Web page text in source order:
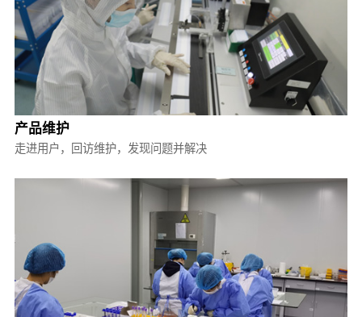
产品维护
走进用户，回访维护，发现问题并解决